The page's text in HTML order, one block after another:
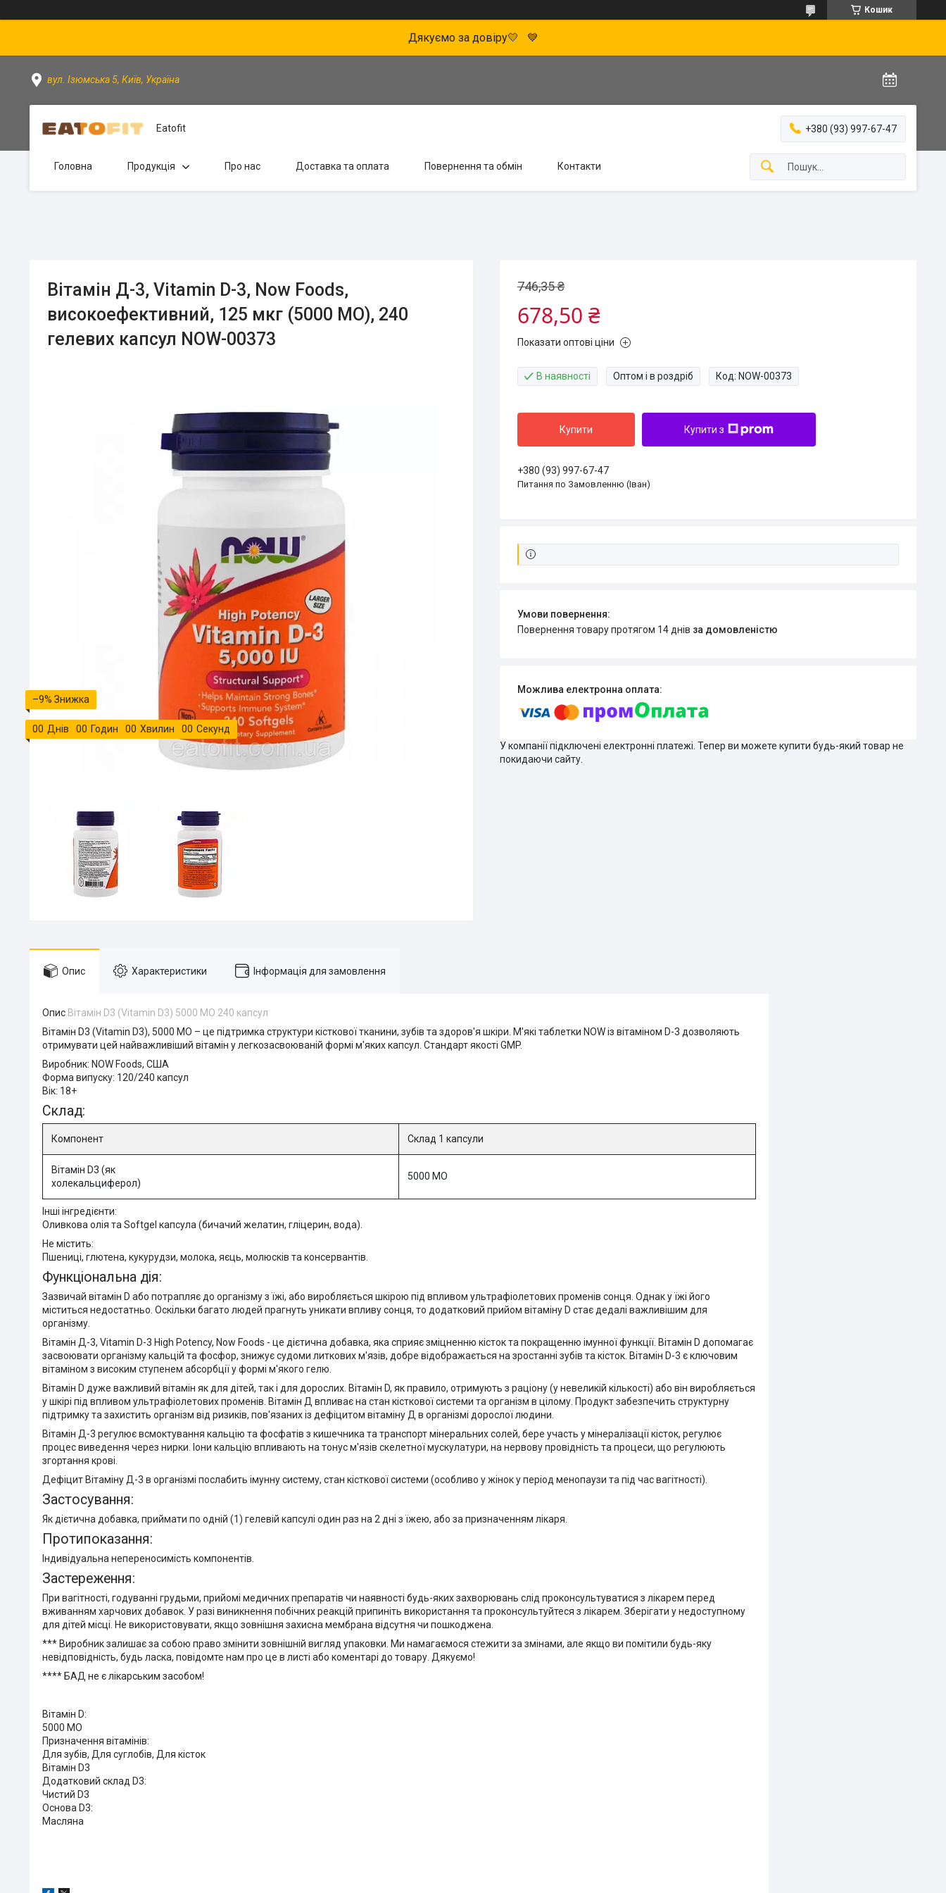
Кошик
Дякуємо за довіру💛 💙
вул. Ізюмська 5, Київ, Україна
Eatofit +380 (93) 997-67-47
Головна Продукція Про нас Доставка та оплата Повернення та обмін Контакти
Вітамін Д-3, Vitamin D-3, Now Foods,
високоефективний, 125 мкг (5000 МО), 240
гелевих капсул NOW-00373
–9%
00 Днів 00 Годин 00 Хвилин 00 Секунд
746,35 ₴
678,50 ₴
Показати оптові ціни
В наявності Оптом і в роздріб Код: NOW-00373
Купити Купити з
+380 (93) 997-67-47
Питання по Замовленню (Іван)
повернення товару протягом 14 днів за домовленістю
У компанії підключені електронні платежі. Тепер ви можете купити будь-який товар не
покидаючи сайту.
Опис Характеристики Інформація для замовлення
Опис Вітамін D3 (Vitamin D3) 5000 МО 240 капсул
Вітамін D3 (Vitamin D3), 5000 МО – це підтримка структури кісткової тканини, зубів та здоров'я шкіри. М'які таблетки NOW із вітаміном D-3 дозволяють
отримувати цей найважливіший вітамін у легкозасвоюваній формі м'яких капсул. Стандарт якості GMP.
Виробник: NOW Foods, США
Форма випуску: 120/240 капсул
Вік: 18+
Склад:
Компонент Склад 1 капсули
Вітамін D3 (як
холекальциферол)
5000 МО
Інші інгредієнти:
Оливкова олія та Softgel капсула (бичачий желатин, гліцерин, вода).
Не містить:
Пшениці, глютена, кукурудзи, молока, яєць, молюсків та консервантів.
Функціональна дія:
Зазвичай вітамін D або потрапляє до організму з їжі, або виробляється шкірою під впливом ультрафіолетових променів сонця. Однак у їжі його
міститься недостатньо. Оскільки багато людей прагнуть уникати впливу сонця, то додатковий прийом вітаміну D стає дедалі важливішим для
організму.
Вітамін Д-3, Vitamin D-3 High Potency, Now Foods - це дієтична добавка, яка сприяє зміцненню кісток та покращенню імунної функції. Вітамін D допомагає
засвоювати організму кальцій та фосфор, знижує судоми литкових м'язів, добре відображається на зростанні зубів та кісток. Вітамін D-3 є ключовим
вітаміном з високим ступенем абсорбції у формі м'якого гелю.
Вітамін D дуже важливий вітамін як для дітей, так і для дорослих. Вітамін D, як правило, отримують з раціону (у невеликій кількості) або він виробляється
у шкірі під впливом ультрафіолетових променів. Вітамін Д впливає на стан кісткової системи та організм в цілому. Продукт забезпечить структурну
підтримку та захистить організм від ризиків, пов'язаних із дефіцитом вітаміну Д в організмі дорослої людини.
Вітамін Д-3 регулюєвсмоктування кальцію та фосфатів з кишечника та транспорт мінеральних солей, бере участь у мінералізації кісток, регулює
процес виведення через нирки. Іони кальцію впливають на тонус м'язів скелетної мускулатури, на нервову провідність та процеси, що регулюють
згортання крові.
Дефіцит Вітаміну Д-3 в організмі послабить імунну систему, стан кісткової системи (особливо у жінок у період менопаузи та під час вагітності).
Застосування:
Як дієтична добавка, приймати по одній (1) гелевій капсулі один раз на 2 дні з їжею, або за призначенням лікаря.
Протипоказання:
Індивідуальна непереносимість компонентів.
Застереження:
При вагітності, годуванні грудьми, прийомі медичних препаратів чи наявності будь-яких захворювань слід проконсультуватися з лікарем перед
вживанням харчових добавок. У разі виникнення побічних реакцій припиніть використання та проконсультуйтеся з лікарем. Зберігати у недоступному
для дітей місці. Не використовувати, якщо зовнішня захисна мембрана відсутня чи пошкоджена.
*** Виробник залишає за собою право змінити зовнішній вигляд упаковки. Ми намагаємося стежити за змінами, але якщо ви помітили будь-яку
невідповідність, будь ласка, повідомте нам про це в листі або коментарі до товару. Дякуємо!
**** БАД не є лікарським засобом!
Вітамін D:
5000 МО
Призначення вітамінів:
Для зубів, Для суглобів, Для кісток
Вітамін D3
Додатковий склад D3:
Чистий D3
Основа D3:
Масляна